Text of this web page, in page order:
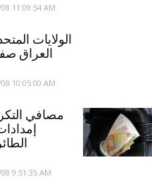
11:09:54 AM
الولايات
العراق
10:05:00 AM
مصافي
9:51:35 AM